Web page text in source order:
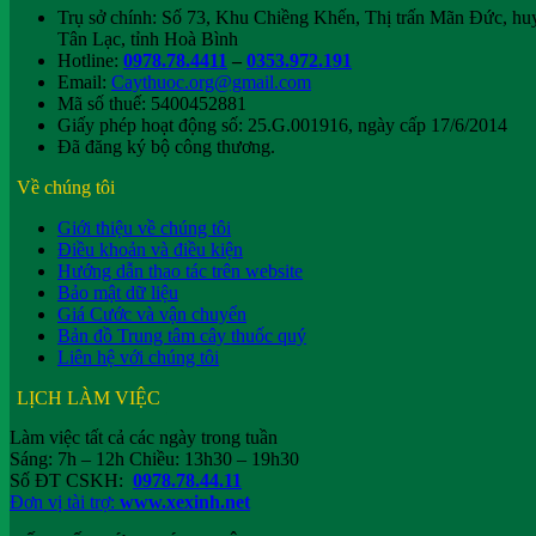
Trụ sở chính: Số 73, Khu Chiềng Khến, Thị trấn Mãn Đức,
Tân Lạc, tỉnh Hoà Bình
Hotline: 0978.78.4411 – 0353.972.191
Email: Caythuoc.org@gmail.com
Mã số thuế: 5400452881
Giấy phép hoạt động số: 25.G.001916, ngày cấp 17/6/2014
Đã đăng ký bộ công thương.
Về chúng tôi
Giới thiệu về chúng tôi
Điều khoản và điều kiện
Hướng dẫn thao tác trên website
Bảo mật dữ liệu
Giá Cước và vận chuyển
Bản đồ Trung tâm cây thuốc quý
Liên hệ với chúng tôi
LỊCH LÀM VIỆC
Làm việc tất cả các ngày trong tuần
Sáng: 7h – 12h Chiều: 13h30 – 19h30
Số ĐT CSKH: 0978.78.44.11
Đơn vị tài trợ: www.xexinh.net